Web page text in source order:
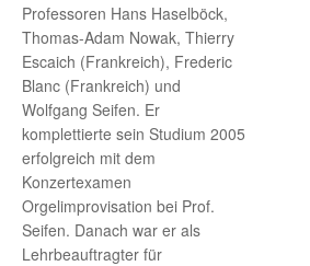
Professoren Hans Haselböck,
Thomas-Adam Nowak, Thierry
Escaich (Frankreich), Frederic
Blanc (Frankreich) und
Wolfgang Seifen. Er
komplettierte sein Studium 2005
erfolgreich mit dem
Konzertexamen
Orgelimprovisation bei Prof.
Seifen. Danach war er als
Lehrbeauftragter für